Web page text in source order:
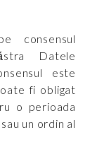
consensul
Datele
este
fi obligat
o perioada
un ordin al